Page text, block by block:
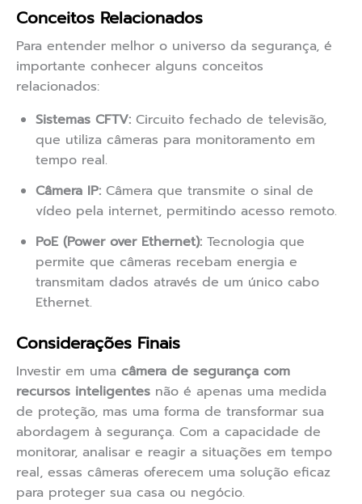
Conceitos Relacionados
Para entender melhor o universo da segurança, é
importante conhecer alguns conceitos
relacionados:
Sistemas CFTV: Circuito fechado de televisão,
que utiliza câmeras para monitoramento em
tempo real.
Câmera IP: Câmera que transmite o sinal de
vídeo pela internet, permitindo acesso remoto.
PoE (Power over Ethernet): Tecnologia que
permite que câmeras recebam energia e
transmitam dados através de um único cabo
Ethernet.
Considerações Finais
Investir em uma câmera de segurança com
recursos inteligentes não é apenas uma medida
de proteção, mas uma forma de transformar sua
abordagem à segurança. Com a capacidade de
monitorar, analisar e reagir a situações em tempo
real, essas câmeras oferecem uma solução eficaz
para proteger sua casa ou negócio.